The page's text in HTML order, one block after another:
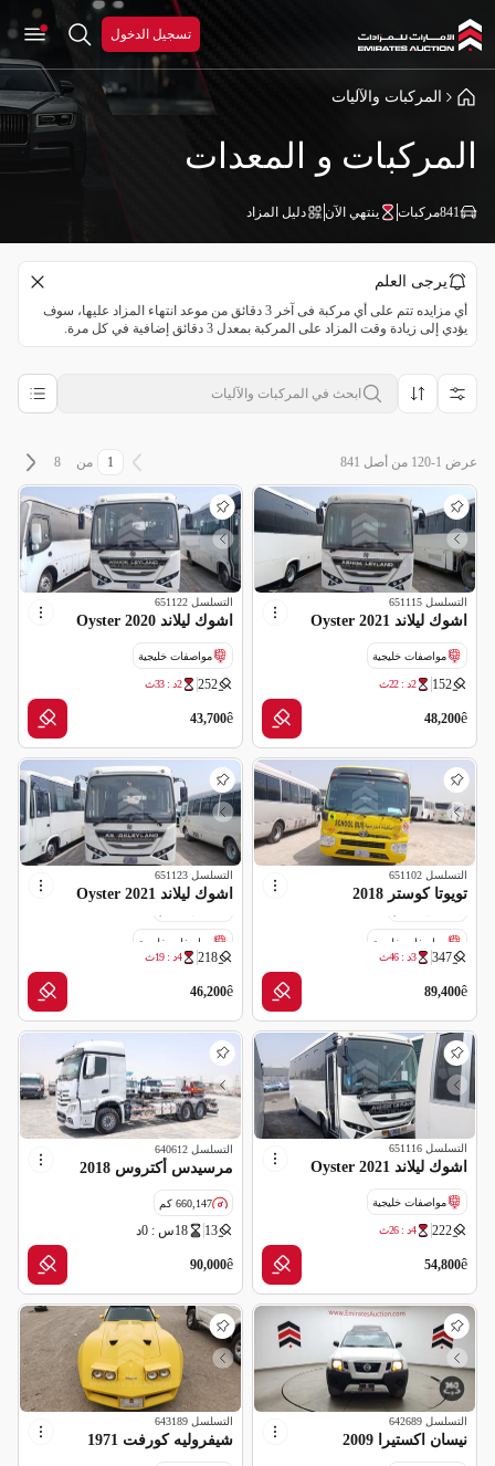
تسجيل الدخول
المركبات والآليات
المركبات و المعدات
841مركبات ينتهي الآن دليل المزاد
يرجى العلم
أي مزايده تتم على أي مركبة فى آخر 3 دقائق من موعد انتهاء المزاد عليها، سوف
يؤدي إلى زيادة وقت المزاد على المركبة بمعدل 3 دقائق إضافية في كل مرة.
عرض 1-120 من أصل 841 من 8
التسلسل 651115
اشوك ليلاند Oyster 2021
مواصفات خليجية
152 2د : 20ث
ê
48,200
التسلسل 651122
اشوك ليلاند Oyster 2020
مواصفات خليجية
252 2د : 31ث
ê
43,700
التسلسل 651102
تويوتا كوستر 2018
188,459 كم
347 3د : 44ث
ê
89,400
التسلسل 651123
اشوك ليلاند Oyster 2021
571,282 كم
218 4د : 17ث
ê
46,200
التسلسل 651116
اشوك ليلاند Oyster 2021
مواصفات خليجية
222 4د : 24ث
ê
54,800
التسلسل 640612
مرسيدس أكتروس 2018
660,147 كم
13 18س : 0د
ê
90,000
التسلسل 642689
نيسان اكستيرا 2009
التسلسل 643189
شيفروليه كورفت 1971